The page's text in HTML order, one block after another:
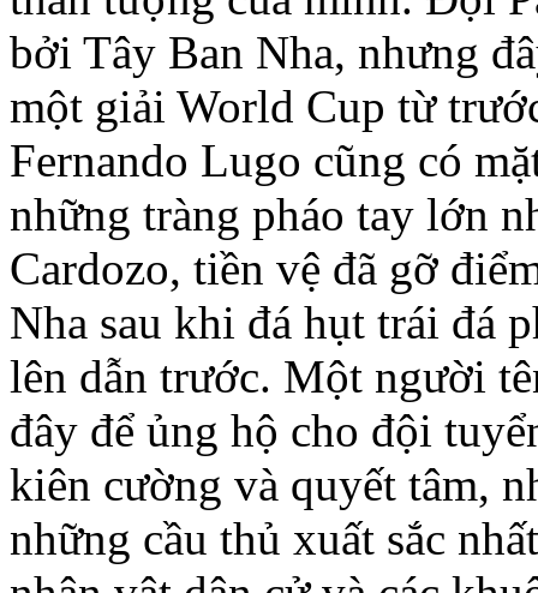
bởi Tây Ban Nha, nhưng
một giải World Cup từ
Fernando Lugo cũng có
những tràng pháo tay lớn
Cardozo, tiền vệ đã gỡ
Nha sau khi đá hụt trái đá
lên dẫn trước. Một người
đây để ủng hộ cho đội
kiên cường và quyết tâm,
những cầu thủ xuất sắc